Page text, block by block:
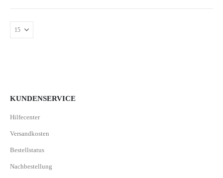
KUNDENSERVICE
Hilfecenter
Versandkosten
Bestellstatus
Nachbestellung